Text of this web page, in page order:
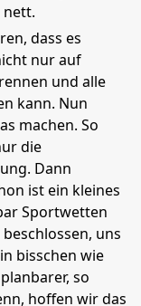
nett.
dass es
nur auf
und alle
kann. Nun
machen. So
die
Dann
ist ein kleines
Sportwetten
uns
bisschen wie
so
hoffen wir das